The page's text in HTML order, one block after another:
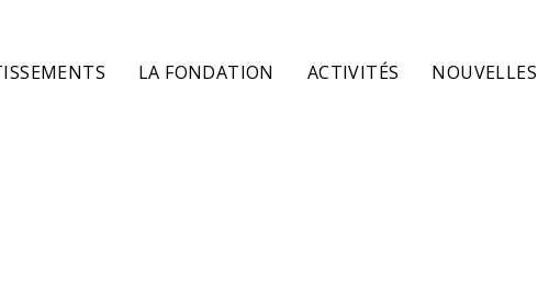
LA FONDATION ACTIVITÉS NOUVELLES